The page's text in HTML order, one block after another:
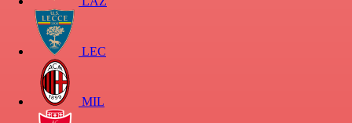
LEC
MIL